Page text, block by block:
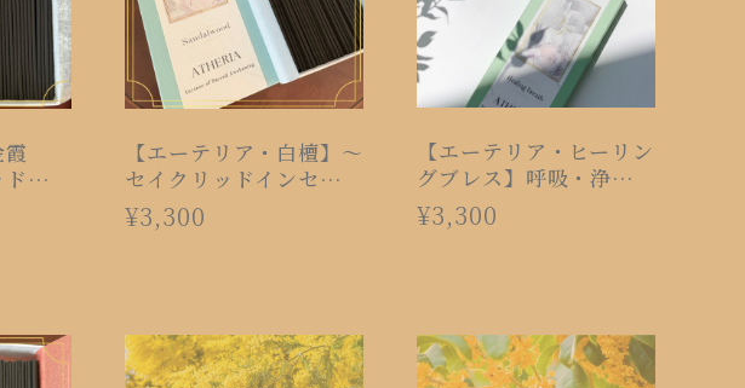
霞
イン
【エーテリア・白檀】〜
セイクリッドインセン
ス〜
¥3,300
【エーテリア・ヒーリン
グブレス】呼吸・浄化・
消臭
¥3,300